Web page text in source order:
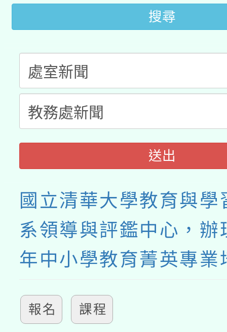
搜尋
送出
國立清華大學教育與學
系領導與評鑑中心，
年中小學教育菁英專業
報名 課程